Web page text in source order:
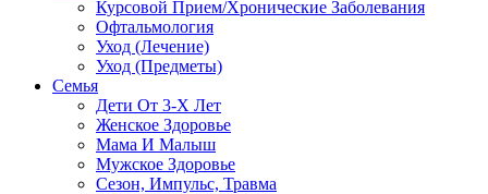
Курсовой Прием/Хронические Заболевания
Офтальмология
Уход (Лечение)
Уход (Предметы)
Семья
Дети От 3-Х Лет
Женское Здоровье
Мама И Малыш
Мужское Здоровье
Сезон, Импульс, Травма